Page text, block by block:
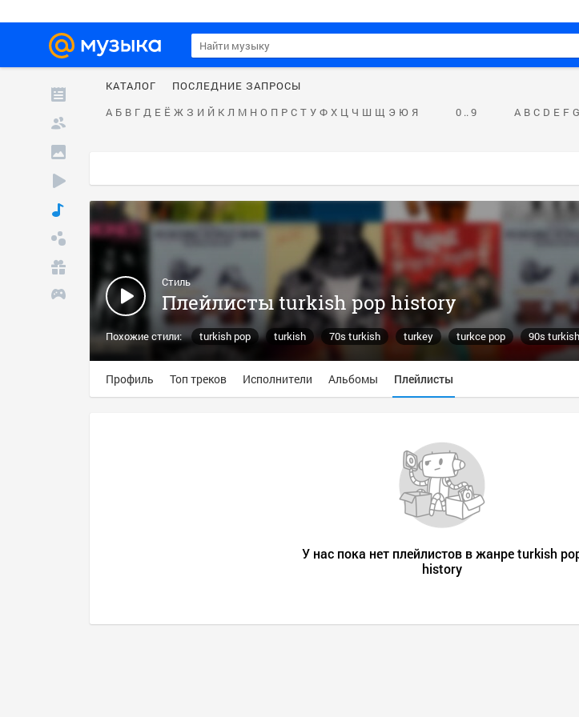
КАТАЛОГ
ПОСЛЕДНИЕ ЗАПРОСЫ
А Б В Г Д Е Ё Ж З И Й К Л М Н О П Р С Т У Ф Х Ц Ч Ш Щ Э Ю Я 0 .. 9 A B C D E F G
Стиль
Плейлисты turkish pop history
Похожие стили: turkish pop turkish 70s turkish turkey turkce pop 90s
anatolian rock
Профиль Топ треков Исполнители Альбомы Плейлисты
У нас пока нет плейлистов в жанре turkish
history